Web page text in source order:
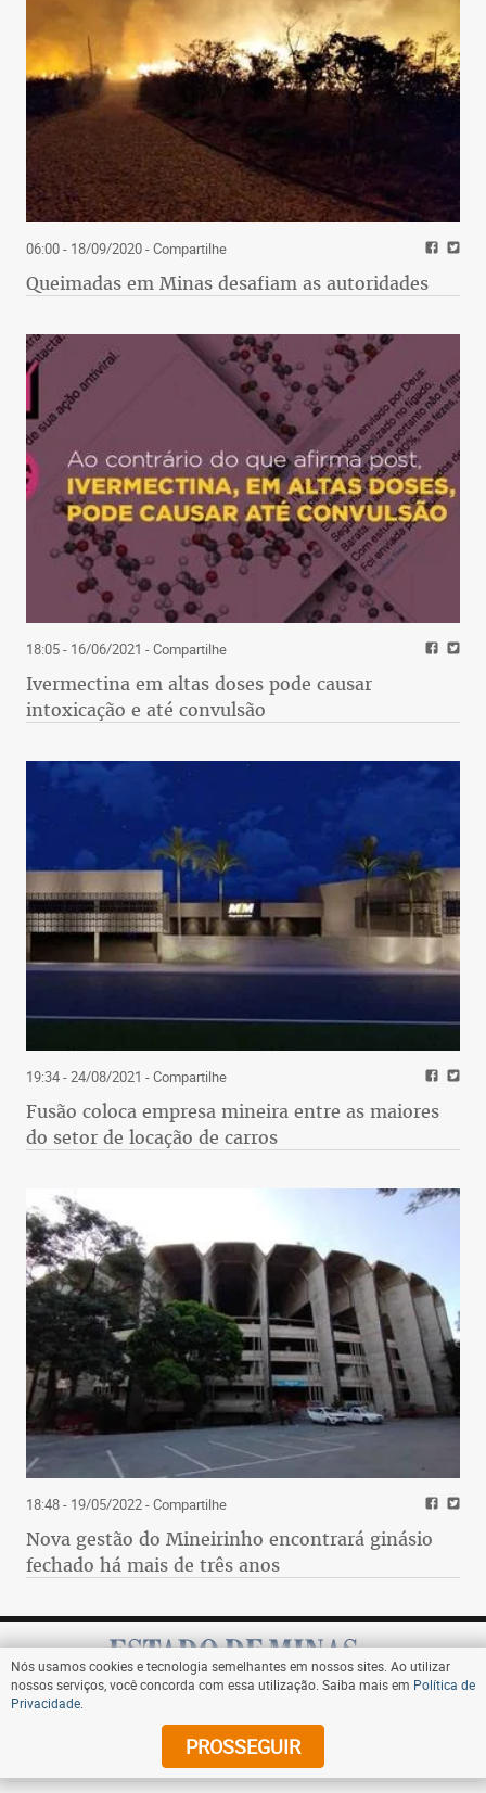
06:00 - 18/09/2020- Compartilhe
Queimadas em Minas desafiam as autoridades
18:05 - 16/06/2021 - Compartilhe
Ivermectina em altas doses pode causar
intoxicação e até convulsão
19:34 - 24/08/2021 - Compartilhe
Fusão coloca empresa mineira entre as maiores
do setor de locação de carros
18:48 - 19/05/2022- Compartilhe
Nova gestão do Mineirinho encontrará ginásio
fechado há mais de três anos
Assine
Nós usamos cookies e tecnologia semelhantes em nossos sites. Ao utilizar
nossos serviços, você concorda com essa utilização. Saiba mais em Política de
Privacidade
PROSSEGUIR